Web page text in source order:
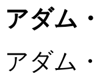
アダム
アダム